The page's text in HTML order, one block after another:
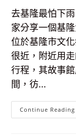
去基隆最怕下
家分享一個基
位於基隆市文
很近，附近用
行程，其故事
間，彷...
Continue Reading